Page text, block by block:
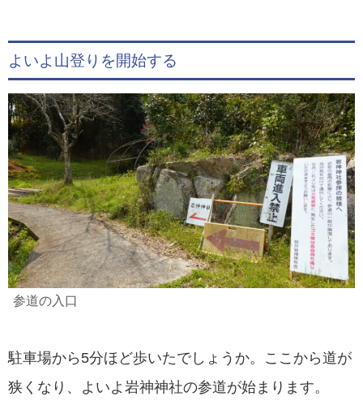
よいよ山登りを開始する
参道の入口
駐車場から5分ほど歩いたでしょうか。ここから道が
狭くなり、よいよ岩神神社の参道が始まります。